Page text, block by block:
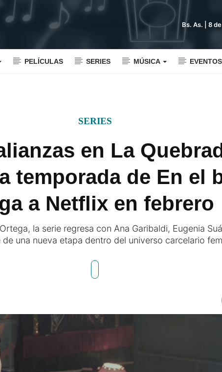
Bs. As. | 8
PELÍCULAS SERIES MÚSICA EVENTOS
SERIES
en La
temporada de En el
a Netflix en febrero
la serie regresa con Ana Garibaldi, Eugenia
de una nueva etapa dentro del universo carcelario